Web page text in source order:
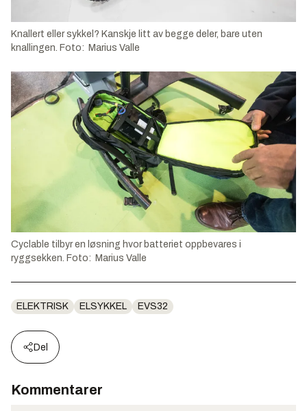
Knallert eller sykkel? Kanskje litt av begge deler, bare uten
knallingen. Foto: Marius Valle
Cyclable tilbyr en løsning hvor batteriet oppbevares i
ryggsekken. Foto: Marius Valle
ELEKTRISK ELSYKKEL EVS32
Del
Kommentarer